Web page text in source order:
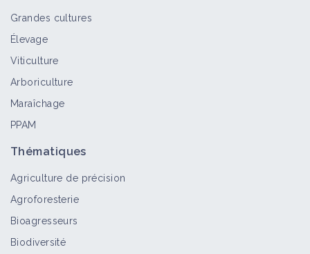
Grandes cultures
Élevage
Viticulture
Arboriculture
Maraîchage
PPAM
Thématiques
Agriculture de précision
Agroforesterie
Bioagresseurs
Biodiversité